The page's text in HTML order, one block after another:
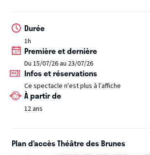
cas, n’agissez pas seul.e.
laisseront passer la lumière !
Durée
1h
Première et dernière
Du 15/07/26 au 23/07/26
Infos et réservations
Ce spectacle n'est plus à l’affiche
À partir de
12 ans
Plan d’accès Théâtre des Brunes